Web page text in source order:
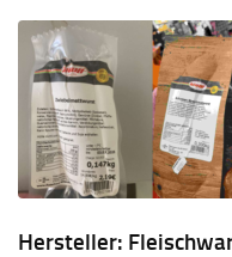
Hersteller: